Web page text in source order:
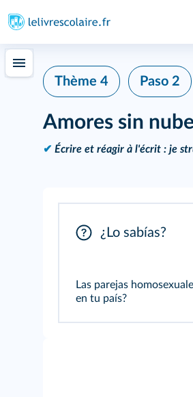
Thème 4 Paso 2
Amores sin
✔ Écrire et réagir à l'écrit : je
¿Lo sabías?
Las parejas
en tu país?